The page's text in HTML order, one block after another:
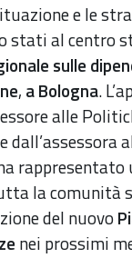
e le
stati al centro
sulle
, a Bologna.
alle
dall’assessora
la comunità
del nuovo
nei prossimi